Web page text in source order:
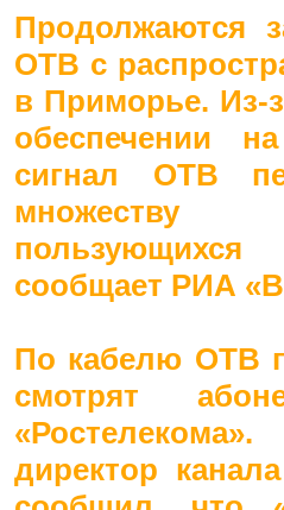
Продолжаются
ОТВ с
в Приморье. Из-
обеспечении
сигнал ОТВ
множеству
сообщает РИА
По кабелю ОТВ
смотрят
директор